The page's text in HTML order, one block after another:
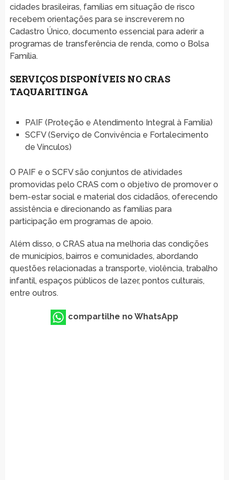
cidades brasileiras, famílias em situação de risco
recebem orientações para se inscreverem no
Cadastro Único, documento essencial para aderir a
programas de transferência de renda, como o Bolsa
Família.
SERVIÇOS DISPONÍVEIS NO CRAS
TAQUARITINGA
PAIF (Proteção e Atendimento Integral à Família)
SCFV (Serviço de Convivência e Fortalecimento
de Vínculos)
O PAIF e o SCFV são conjuntos de atividades
promovidas pelo CRAS com o objetivo de promover o
bem-estar social e material dos cidadãos, oferecendo
assistência e direcionando as famílias para
participação em programas de apoio.
Além disso, o CRAS atua na melhoria das condições
de municípios, bairros e comunidades, abordando
questões relacionadas a transporte, violência, trabalho
infantil, espaços públicos de lazer, pontos culturais,
entre outros.
compartilhe no WhatsApp